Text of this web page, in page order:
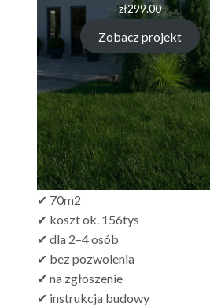
zł299.00
Zobacz projekt
✔ 70m2
✔ koszt ok. 156tys
✔ dla 2–4 osób
✔ bez pozwolenia
✔ na zgłoszenie
✔ instrukcja budowy